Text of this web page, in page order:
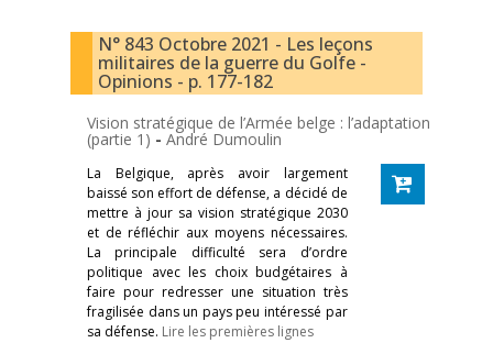
N° 843 Octobre 2021 - Les leçons
militaires de la guerre du Golfe -
Opinions - p. 177-182
Vision stratégique de l’Armée belge : l’adaptation
(partie 1) - André Dumoulin
La Belgique, après avoir largement
baissé son effort de défense, a décidé de
mettre à jour sa vision stratégique 2030
et de réfléchir aux moyens nécessaires.
La principale difficulté sera d’ordre
politique avec les choix budgétaires à
faire pour redresser une situation très
fragilisée dans un pays peu intéressé par
sa défense. Lire les premières lignes